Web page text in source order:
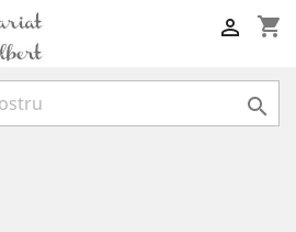
shopping_cart

